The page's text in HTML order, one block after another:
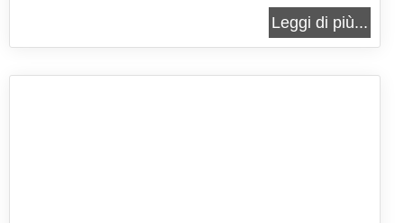
diversa dal solito o per riciclare il pandoro
avanzato dalle feste di Natale e portare in tavola
Leggi di più...